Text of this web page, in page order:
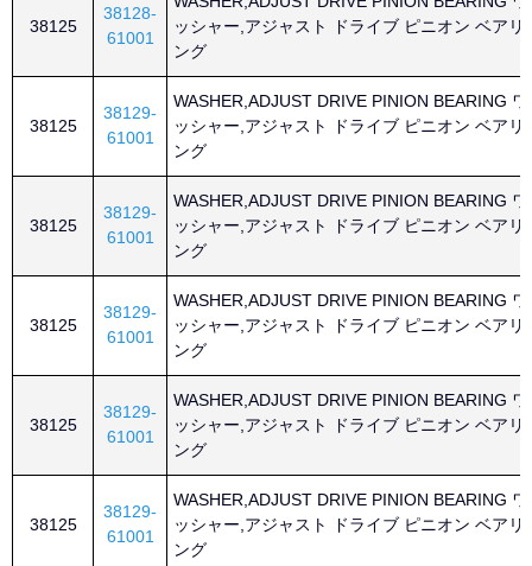
38125
38128-
61001
ッシャー,アジャスト ドライブ ピニオン ベアリ
ング
38125
38129-
61001
WASHER,ADJUST DRIVE PINION BEARING ワ
ッシャー,アジャスト ドライブ ピニオン ベアリ
ング
38125
38129-
61001
WASHER,ADJUST DRIVE PINION BEARING ワ
ッシャー,アジャスト ドライブ ピニオン ベアリ
ング
38125
38129-
61001
WASHER,ADJUST DRIVE PINION BEARING ワ
ッシャー,アジャスト ドライブ ピニオン ベアリ
ング
38125
38129-
61001
WASHER,ADJUST DRIVE PINION BEARING ワ
ッシャー,アジャスト ドライブ ピニオン ベアリ
ング
38125
38129-
61001
WASHER,ADJUST DRIVE PINION BEARING ワ
ッシャー,アジャスト ドライブ ピニオン ベアリ
ング